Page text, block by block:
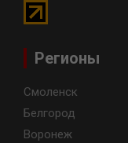
Регионы
Смоленск
Белгород
Воронеж